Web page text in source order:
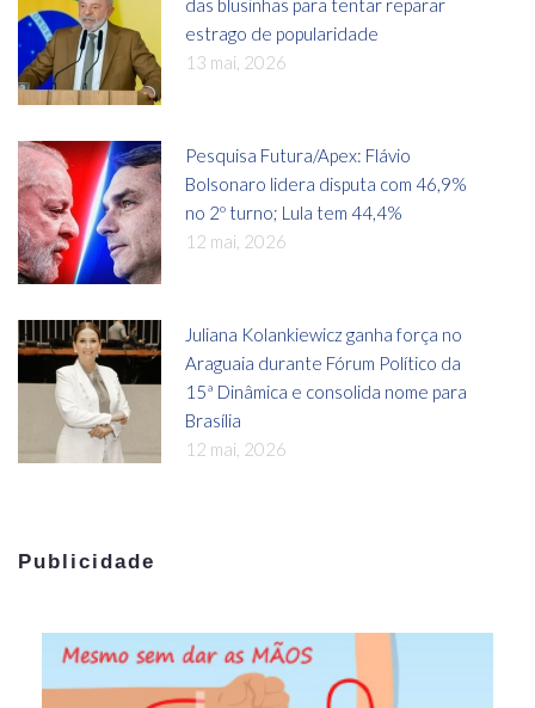
das blusinhas para tentar reparar
estrago de popularidade
13 mai, 2026
Pesquisa Futura/Apex: Flávio
Bolsonaro lidera disputa com 46,9%
no 2º turno; Lula tem 44,4%
12 mai, 2026
Juliana Kolankiewicz ganha força no
Araguaia durante Fórum Político da
15ª Dinâmica e consolida nome para
Brasília
12 mai, 2026
Publicidade